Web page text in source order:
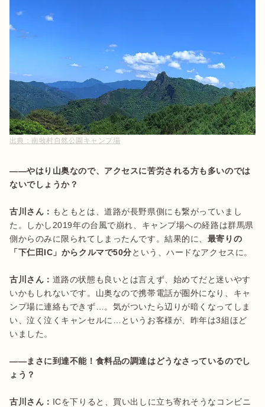
出典： 南牧村自然公園キャンプ場
――やはり山奥なので、アクセスに苦労される方も多いのでは
ないでしょうか？
古川さん： もともとは、道路が長野県側にも繋がっていまし
た。しかし2019年の台風で崩れ、キャンプ場への経路は群馬県
側からのみに限られてしまったんです。結果的に、 最寄りの
「下仁田IC」からクルマで50分という、ハードなアクセスに。
古川さん： 道路の状態も良いとは言えず、始めてだと迷いやす
いかもしれないです。山奥なので携帯電話が圏外になり、キャ
ンプ場に連絡もできず…。気がついたら辺りが暗くなってしま
い、泣く泣くキャンセルに…というお客様が、昨年は3組ほど
いました。
――まさに到達不能！食料品の調達はどうなさっているのでし
古川さん： ICを下りると、買い出しに立ち寄れそうなコンビニ